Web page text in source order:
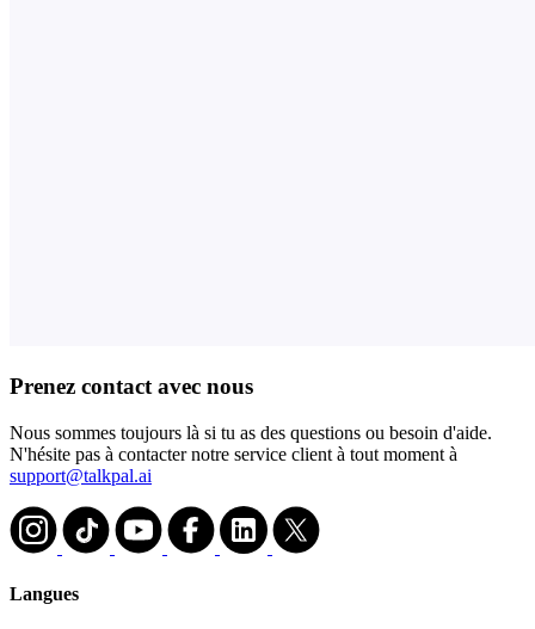
Prenez contact avec nous
Nous sommes toujours là si tu as des questions ou besoin d'aide.
N'hésite pas à contacter notre service client à tout moment à
support@talkpal.ai
Langues